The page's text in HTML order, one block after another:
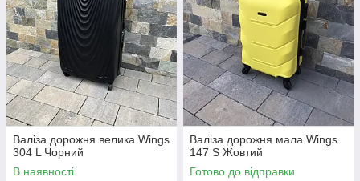
Валіза дорожня велика Wings
304 L Чорний
В наявності
Валіза дорожня мала Wings
147 S Жовтий
Готово до відправки